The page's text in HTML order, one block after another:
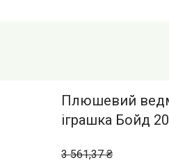
Плюшевий
іграшка Бойд
3 561,37 ₴